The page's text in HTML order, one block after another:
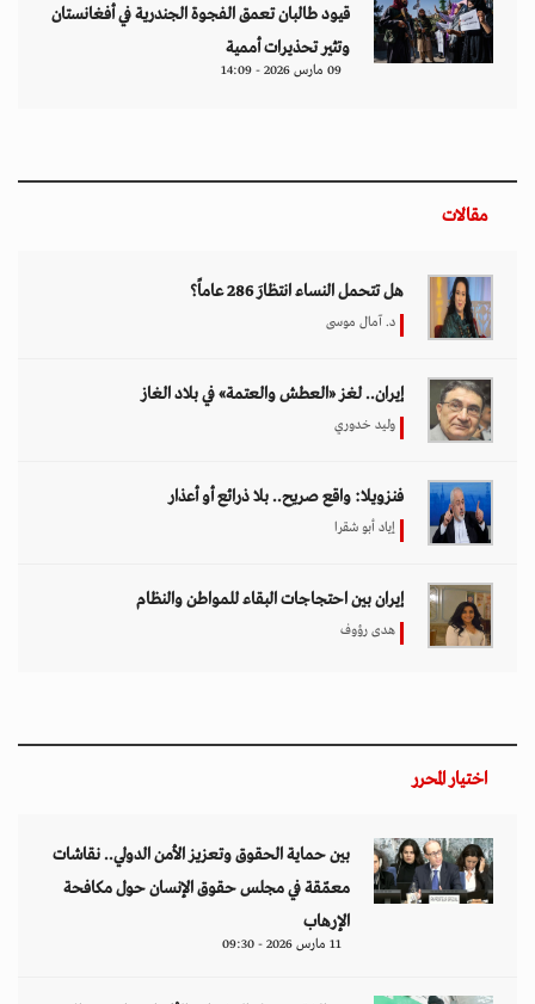
قيود طالبان تعمق الفجوة الجندرية في أفغانستان
وتثير تحذيرات أممية
09 مارس 2026 - 14:09
مقالات
هل تتحمل النساء انتظارَ 286 عاماً؟
د. آمال موسى
إيران.. لغز «العطش والعتمة» في بلاد الغاز
وليد خدوري
فنزويلا: واقع صريح.. بلا ذرائع أو أعذار
إياد أبو شقرا
إيران بين احتجاجات البقاء للمواطن والنظام
هدى رؤوف
اختيار المحرر
بين حماية الحقوق وتعزيز الأمن الدولي.. نقاشات
معمّقة في مجلس حقوق الإنسان حول مكافحة
الإرهاب
11 مارس 2026 - 09:30